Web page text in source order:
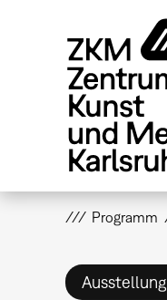
Programm
Ausstellung